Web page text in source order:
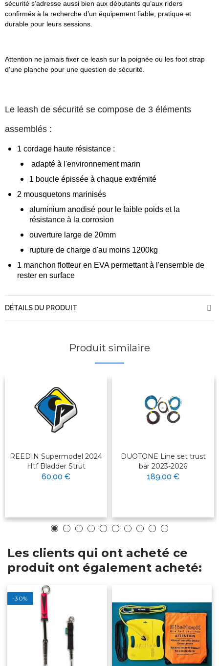
sécurité s’adresse aussi bien aux débutants qu’aux riders
confirmés à la recherche d’un équipement fiable, pratique et
durable pour leurs sessions.
Attention ne jamais fixer ce leash sur la poignée ou les foot strap
d'une planche pour une question de sécurité.
Le leash de sécurité se compose de 3 éléments
assemblés :
1 cordage haute résistance :
adapté à l'environnement marin
1 boucle épissée à chaque extrémité
2 mousquetons marinisés
aluminium anodisé pour le faible poids et la
résistance à la corrosion
ouverture large de 20mm
rupture de charge d'au moins 1200kg
1 manchon flotteur en EVA permettant à l'ensemble de
rester en surface
DÉTAILS DU PRODUIT
Produit similaire
REEDIN Supermodel 2024
Htf Bladder Strut
60,00 €
DUOTONE Line set trust
bar 2023-2026
189,00 €
Les clients qui ont acheté ce
produit ont également acheté:
-30%